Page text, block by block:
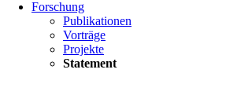
Forschung
Publikationen
Vorträge
Projekte
Statement